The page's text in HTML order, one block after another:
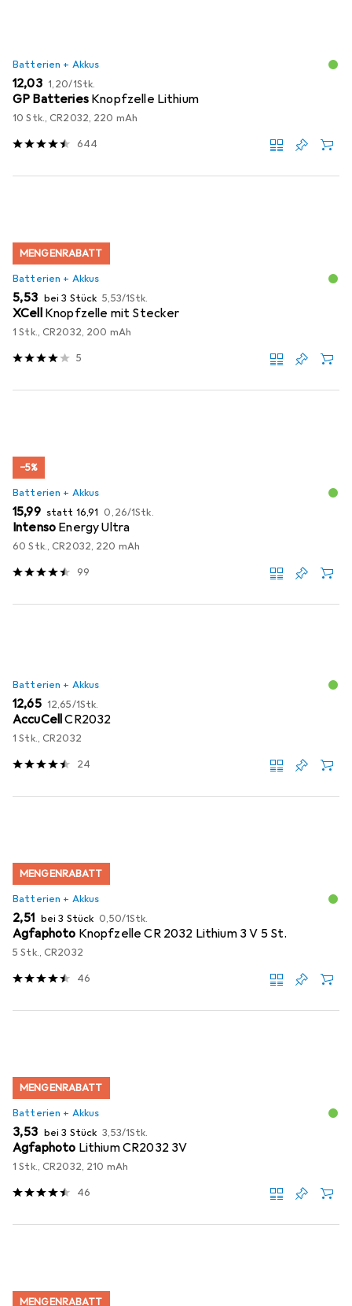
Batterien + Akkus
EUR
12,03 EUR
1,20/1Stk.
GP Batteries Knopfzelle Lithium
10 Stk., CR2032, 220 mAh
644
MENGENRABATT
Batterien + Akkus
EUR
5,53 bei 3 Stück EUR
5,53/1Stk.
XCell Knopfzelle mit Stecker
1 Stk., CR2032, 200 mAh
5
−5%
Batterien + Akkus
EUR
15,99 statt EUR
16,91 EUR
0,26/1Stk.
Intenso Energy Ultra
60 Stk., CR2032, 220 mAh
99
Batterien + Akkus
EUR
12,65 EUR
12,65/1Stk.
AccuCellCR2032
1 Stk., CR2032
24
MENGENRABATT
Batterien + Akkus
EUR
2,51 bei 3 Stück EUR
0,50/1Stk.
Agfaphoto Knopfzelle CR 2032 Lithium 3 V 5 St.
5 Stk., CR2032
46
MENGENRABATT
Batterien + Akkus
EUR
3,53 bei 3 Stück EUR
3,53/1Stk.
Agfaphoto Lithium CR2032 3V
1 Stk., CR2032, 210 mAh
46
MENGENRABATT